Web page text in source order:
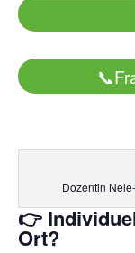
📞
Dozentin
👉
Ort?